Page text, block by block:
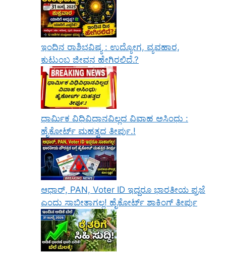
ಇಂದಿನ ರಾಶಿಭವಿಷ್ಯ : ಉದ್ಯೋಗ, ವ್ಯವಹಾರ,
ಕುಟುಂಬ ಜೀವನ ಹೇಗಿರಲಿದೆ.?
ಧಾರ್ಮಿಕ ವಿಧಿವಿಧಾನವಿಲ್ಲದ ವಿವಾಹ ಅಸಿಂಧು :
ಹೈಕೋರ್ಟ್ ಮಹತ್ವದ ತೀರ್ಪು.!
ಆಧಾರ್, PAN, Voter ID ಇದ್ದರೂ ಭಾರತೀಯ ಪ್ರಜೆ
ಎಂದು ಸಾಬೀತಾಗಲ್ಲ! ಹೈಕೋರ್ಟ್ ಶಾಕಿಂಗ್ ತೀರ್ಪು